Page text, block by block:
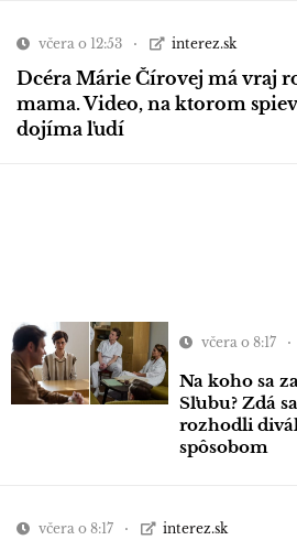
včera o 12:53 interez.sk
Dcéra Márie Čírovej má vraj
mama. Video, na ktorom
dojíma ľudí
včera o 8:17
Na koho sa
Sľubu? Zdá
rozhodli
spôsobom
včera o 8:17 interez.sk